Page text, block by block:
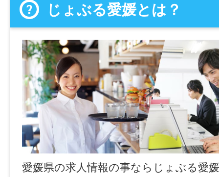
じょぶる愛媛とは？
愛媛県の求人情報の事ならじょぶる愛